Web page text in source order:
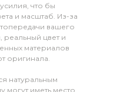
что бы
и масштаб. Из-за
вашего
реальный цвет и
материалов
оригинала.
натуральным
могут иметь место